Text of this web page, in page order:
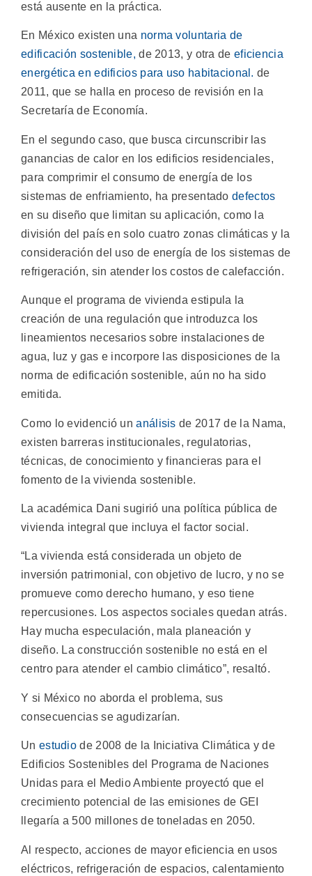
está ausente en la práctica.
En México existen una norma voluntaria de
edificación sostenible, de 2013, y otra de eficiencia
energética en edificios para uso habitacional. de
2011, que se halla en proceso de revisión en la
Secretaría de Economía.
En el segundo caso, que busca circunscribir las
ganancias de calor en los edificios residenciales,
para comprimir el consumo de energía de los
sistemas de enfriamiento, ha presentado defectos
en su diseño que limitan su aplicación, como la
división del país en solo cuatro zonas climáticas y la
consideración del uso de energía de los sistemas de
refrigeración, sin atender los costos de calefacción.
Aunque el programa de vivienda estipula la
creación de una regulación que introduzca los
lineamientos necesarios sobre instalaciones de
agua, luz y gas e incorpore las disposiciones de la
norma de edificación sostenible, aún no ha sido
emitida.
Como lo evidenció unanálisis de 2017 de la Nama,
existen barreras institucionales, regulatorias,
técnicas, de conocimiento y financieras para el
fomento de la vivienda sostenible.
La académica Dani sugirió una política pública de
vivienda integral que incluya el factor social.
“La vivienda está considerada un objeto de
inversión patrimonial, con objetivo de lucro, y no se
promueve como derecho humano, y eso tiene
repercusiones. Los aspectos sociales quedan atrás.
Hay mucha especulación, mala planeación y
diseño. La construcción sostenible no está en el
centro para atender el cambio climático”, resaltó.
Y si México no aborda el problema, sus
consecuencias se agudizarían.
Un estudio de 2008 de la Iniciativa Climática y de
Edificios Sostenibles del Programa de Naciones
Unidas para el Medio Ambiente proyectó que el
crecimiento potencial de las emisiones de GEI
llegaría a 500 millones de toneladas en 2050.
Al respecto, acciones de mayor eficiencia en usos
eléctricos, refrigeración de espacios, calentamiento